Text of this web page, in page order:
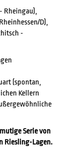
Rheingau),
D),
-
(spontan,
Kellern
Serie von
Riesling-Lagen.